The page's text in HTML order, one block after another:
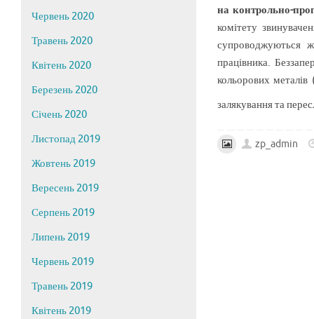
на контрольно-
комітету
супроводжуються
працівника.
кольорових
залякування та
zp_admin
Червень 2020
Травень 2020
Квітень 2020
Березень 2020
Січень 2020
Листопад 2019
Жовтень 2019
Вересень 2019
Серпень 2019
Липень 2019
Червень 2019
Травень 2019
Квітень 2019